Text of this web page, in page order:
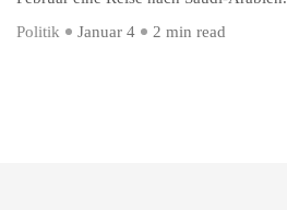
Politik
Januar 4 2 min read